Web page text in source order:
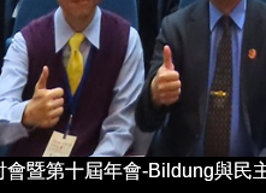
暨第十屆年會-Bildung與民
暨第十屆年會-Bildung與民